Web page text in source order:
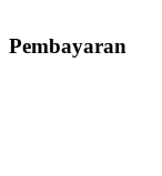
bale2 dan kursi teras
Pembayaran